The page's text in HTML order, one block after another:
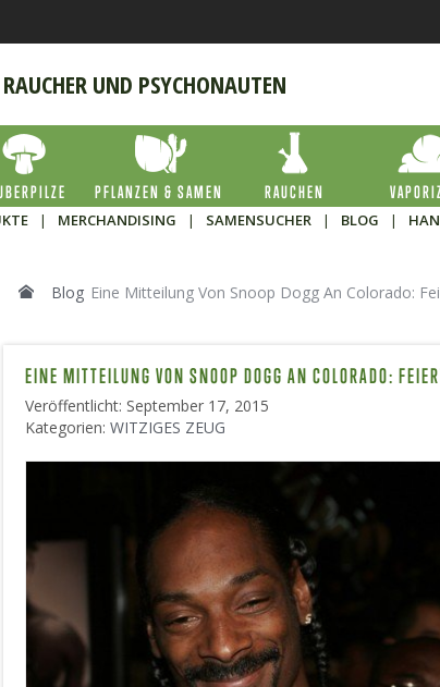
UND PSYCHONAUTEN
PFLANZEN & SAMEN RAUCHEN
| MERCHANDISING | SAMENSUCHER | BLOG |
Blog Eine Mitteilung Von Snoop Dogg An Colorado:
EINE MITTEILUNG VON SNOOP DOGG AN COLORADO:
Veröffentlicht: September 17, 2015
Kategorien: WITZIGES ZEUG